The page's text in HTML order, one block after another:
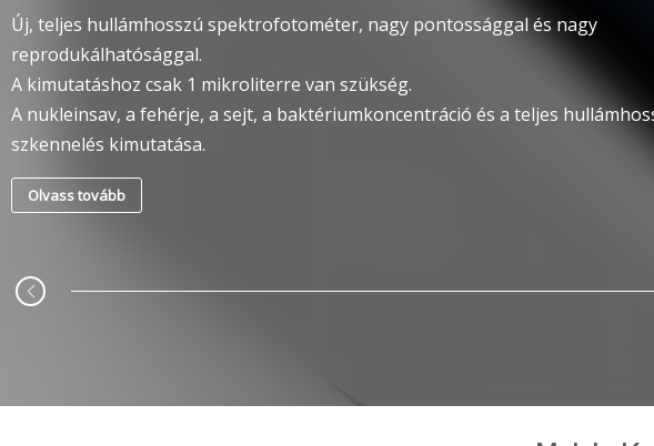
Új, teljes hullámhosszú spektrofotométer, nagy pontossággal és nagy
reprodukálhatósággal.
A kimutatáshoz csak 1 mikroliterre van szükség.
A nukleinsav, a fehérje, a sejt, a baktériumkoncentráció és a teljes
szkennelés kimutatása.
Olvass tovább